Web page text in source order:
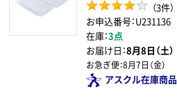
（3件）
お申込番号：U231136
在庫：3点
お届け日：8月8日（土）
お急ぎ便：8月7日（金）
アスクル在庫商品